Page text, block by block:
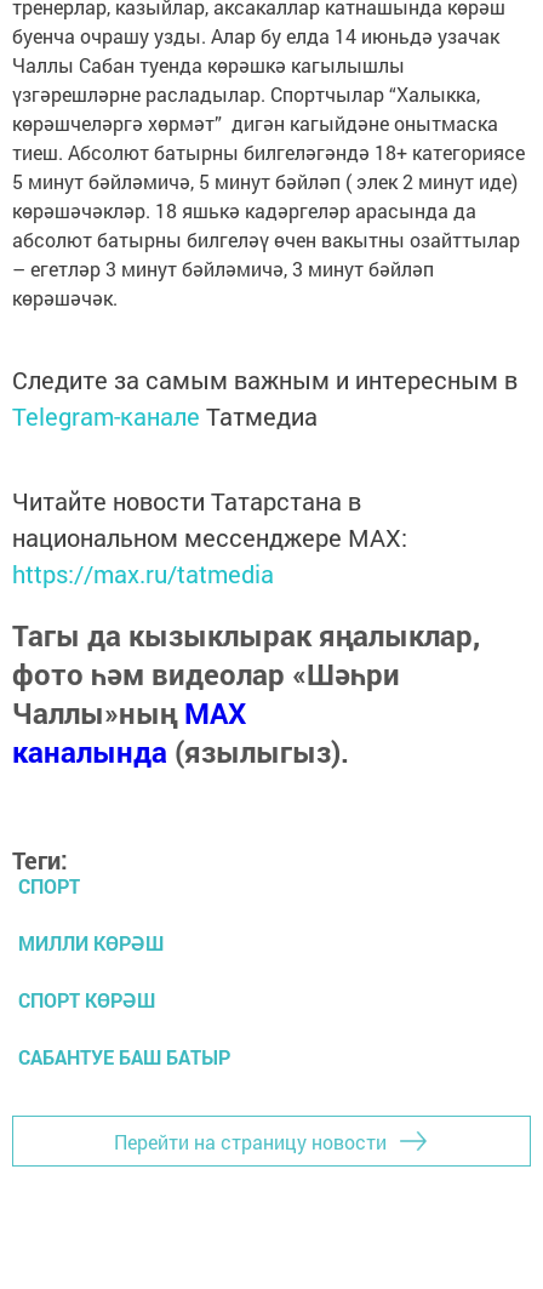
тренерлар, казыйлар, аксакаллар катнашында көрәш
буенча очрашу узды. Алар бу елда 14 июньдә узачак
Чаллы Сабан туенда көрәшкә кагылышлы
үзгәрешләрне расладылар. Спортчылар “Халыкка,
көрәшчеләргә хөрмәт” дигән кагыйдәне онытмаска
тиеш. Абсолют батырны билгеләгәндә 18+ категориясе
5 минут бәйләмичә, 5 минут бәйләп ( элек 2 минут иде)
көрәшәчәкләр. 18 яшькә кадәргеләр арасында да
абсолют батырны билгеләү өчен вакытны озайттылар
– егетләр 3 минут бәйләмичә, 3 минут бәйләп
көрәшәчәк.
Следите за самым важным и интересным в
Telegram-канале Татмедиа
Читайте новости Татарстана в
национальном мессенджере MАХ:
https://max.ru/tatmedia
Тагы да кызыклырак яңалыклар,
фото һәм видеолар «Шәһри
Чаллы»ныңMAX
каналында (язылыгыз).
Теги:
СПОРТ
МИЛЛИ КӨРӘШ
СПОРТ КӨРӘШ
САБАНТУЕ БАШ БАТЫР
Перейти на страницу новости